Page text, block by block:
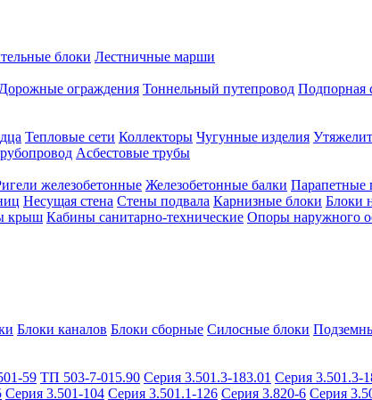
блоки Лестничные марши
Дорожные ограждения Тоннельный путепровод Подпорная
Тепловые сети Коллекторы Чугунные изделия
Асбестовые трубы
железобетонные Железобетонные балки Парапетные
Несущая стена Стены подвала Карнизные блоки Блоки
крыш Кабины санитарно-технические Опоры наружного
Блоки каналов Блоки сборные Силосные блоки
59 ТП 503-7-015.90 Серия 3.501.3-183.01 Серия 3.501.3-
Серия 3.501-104 Серия 3.501.1-126 Серия 3.820-6 Серия